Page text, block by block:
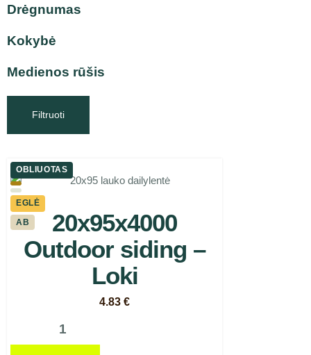
Drėgnumas
Kokybė
Medienos rūšis
Filtruoti
OBLIUOTAS
EGLĖ
AB
20x95x4000
Outdoor siding –
Loki
4.83 €